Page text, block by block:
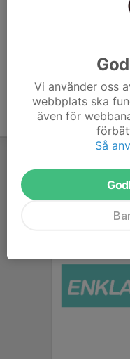
Vi använder oss
webbplats ska
även för
Så